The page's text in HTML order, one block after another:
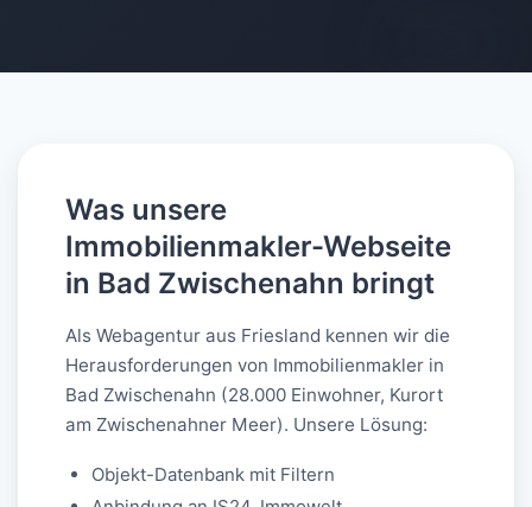
Was unsere
Immobilienmakler-Webseite
in Bad Zwischenahn bringt
Als Webagentur aus Friesland kennen wir die
Herausforderungen von Immobilienmakler in
Bad Zwischenahn (28.000 Einwohner, Kurort
am Zwischenahner Meer). Unsere Lösung:
Objekt-Datenbank mit Filtern